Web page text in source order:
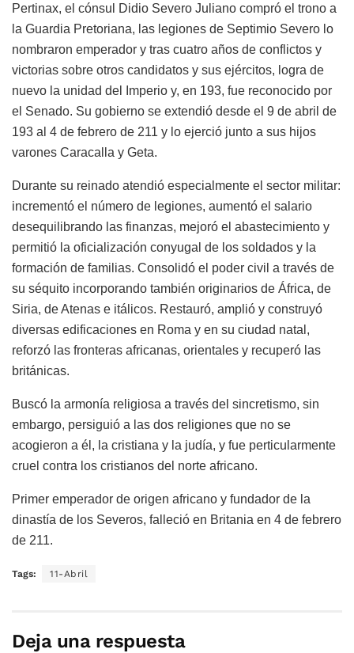
Pertinax, el cónsul Didio Severo Juliano compró el trono a
la Guardia Pretoriana, las legiones de Septimio Severo lo
nombraron emperador y tras cuatro años de conflictos y
victorias sobre otros candidatos y sus ejércitos, logra de
nuevo la unidad del Imperio y, en 193, fue reconocido por
el Senado. Su gobierno se extendió desde el 9 de abril de
193 al 4 de febrero de 211 y lo ejerció junto a sus hijos
varones Caracalla y Geta.
Durante su reinado atendió especialmente el sector militar:
incrementó el número de legiones, aumentó el salario
desequilibrando las finanzas, mejoró el abastecimiento y
permitió la oficialización conyugal de los soldados y la
formación de familias. Consolidó el poder civil a través de
su séquito incorporando también originarios de África, de
Siria, de Atenas e itálicos. Restauró, amplió y construyó
diversas edificaciones en Roma y en su ciudad natal,
reforzó las fronteras africanas, orientales y recuperó las
británicas.
Buscó la armonía religiosa a través del sincretismo, sin
embargo, persiguió a las dos religiones que no se
acogieron a él, la cristiana y la judía, y fue perticularmente
cruel contra los cristianos del norte africano.
Primer emperador de origen africano y fundador de la
dinastía de los Severos, falleció en Britania en 4 de febrero
de 211.
Tags: 11-Abril
Deja una respuesta